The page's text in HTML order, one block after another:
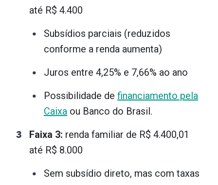
até R$ 4.400
Subsídios parciais (reduzidos
conforme a renda aumenta)
Juros entre 4,25% e 7,66% ao ano
Possibilidade de financiamento pela
Caixa ou Banco do Brasil.
Faixa 3: renda familiar de R$ 4.400,01
até R$ 8.000
Sem subsídio direto, mas com taxas